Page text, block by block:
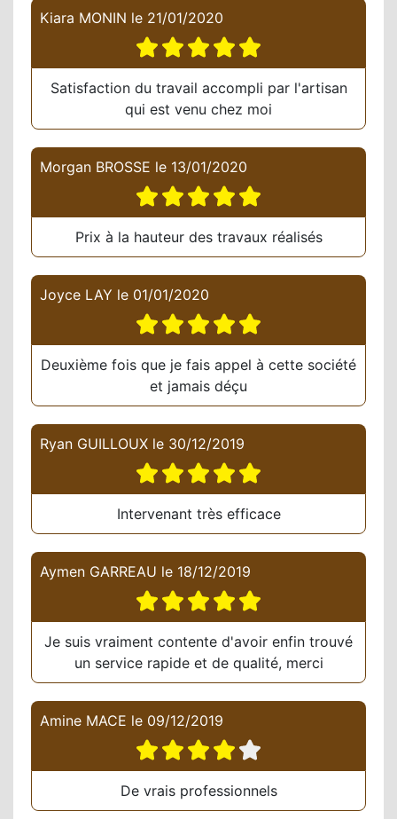
Kiara MONIN le 21/01/2020
Satisfaction du travail accompli par l'artisan
qui est venu chez moi
Morgan BROSSE le 13/01/2020
Prix à la hauteur des travaux réalisés
Joyce LAY le 01/01/2020
Deuxième fois que je fais appel à cette société
et jamais déçu
Ryan GUILLOUX le 30/12/2019
Intervenant très efficace
Aymen GARREAU le 18/12/2019
Je suis vraiment contente d'avoir enfin trouvé
un service rapide et de qualité, merci
Amine MACE le 09/12/2019
De vrais professionnels